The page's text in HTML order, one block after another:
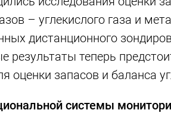
– углекислого газа и
дистанционного
теперь
запасов и баланса
системы